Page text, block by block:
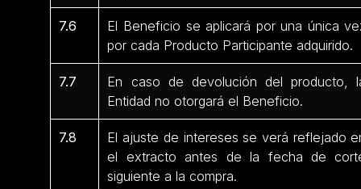
7.6
El Beneficio se aplicará por una única
por cada Producto Participante adquirido.
7.7
En caso de devolución del producto,
Entidad no otorgará el Beneficio.
7.8
El ajuste de intereses se verá reflejado
el extracto antes de la fecha de
siguiente a la compra.